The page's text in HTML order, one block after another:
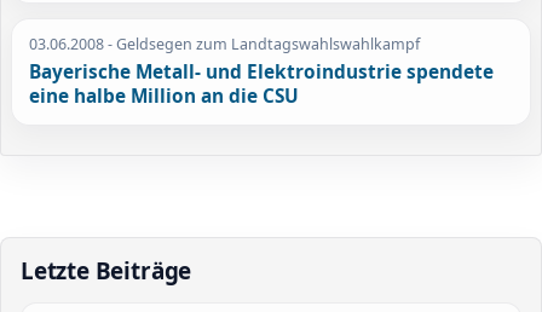
03.06.2008- Geldsegen zum Landtagswahlswahlkampf
Bayerische Metall- und Elektroindustrie spendete
eine halbe Million an die CSU
Letzte Beiträge